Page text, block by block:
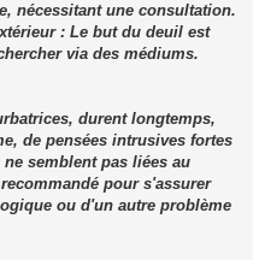
nécessitant une consultation.
: Le but du deuil est
via des médiums.
durent longtemps,
de pensées intrusives fortes
semblent pas liées au
pour s'assurer
ou d'un autre problème